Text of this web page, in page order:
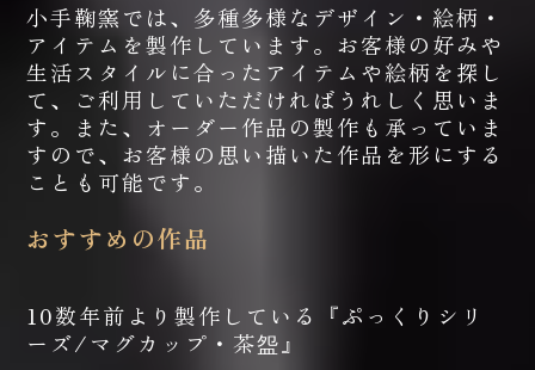
小手鞠窯では、多種多様なデザイン・絵柄・
アイテムを製作しています。お客様の好みや
生活スタイルに合ったアイテムや絵柄を探し
て、ご利用していただければうれしく思いま
す。また、オーダー作品の製作も承っていま
すので、お客様の思い描いた作品を形にする
ことも可能です。
おすすめの作品
10数年前より製作している『ぷっくりシリ
ーズ/マグカップ・茶盌』